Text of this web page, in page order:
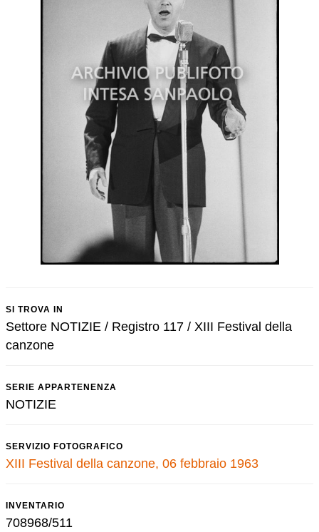
SI TROVA IN
Settore NOTIZIE / Registro 117 / XIII Festival della
canzone
SERIE APPARTENENZA
NOTIZIE
SERVIZIO FOTOGRAFICO
XIII Festival della canzone, 06 febbraio 1963
INVENTARIO
708968/511